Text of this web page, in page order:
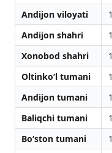
Andijon viloyati
Andijon shahri
Xonobod shahri
Oltinko‘l tumani
Andijon tumani
Baliqchi tumani
Bo‘ston tumani